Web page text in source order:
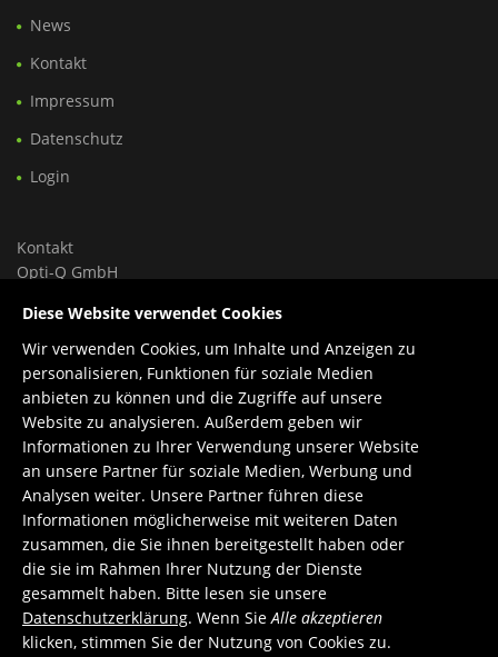
News
Kontakt
Impressum
Datenschutz
Login
Kontakt
Opti-Q GmbH
1030 Wien, Österreich
Tel.: +43 699 150 84 588
Support: +43 660 1960 270
E-Mail:office@opti-q.com
Support:support@opti-q.com
Diese Website verwendet Cookies
Wir verwenden Cookies, um Inhalte und Anzeigen zu
personalisieren, Funktionen für soziale Medien
anbieten zu können und die Zugriffe auf unsere
Website zu analysieren. Außerdem geben wir
Informationen zu Ihrer Verwendung unserer Website
an unsere Partner für soziale Medien, Werbung und
Analysen weiter. Unsere Partner führen diese
Informationen möglicherweise mit weiteren Daten
zusammen, die Sie ihnen bereitgestellt haben oder
die sie im Rahmen Ihrer Nutzung der Dienste
gesammelt haben. Bitte lesen sie unsere
Datenschutzerklärung. Wenn SieAlle akzeptieren
klicken, stimmen Sie der Nutzung von Cookies zu.